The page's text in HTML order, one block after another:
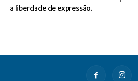
a liberdade de expressão.